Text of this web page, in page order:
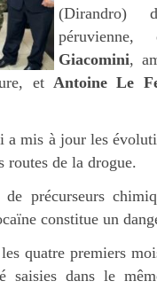
(Dirandro)
Giacomini,
et Antoine Le
a mis à jour les
routes de la drogue.
de précurseurs
constitue un
quatre premiers
saisies dans le